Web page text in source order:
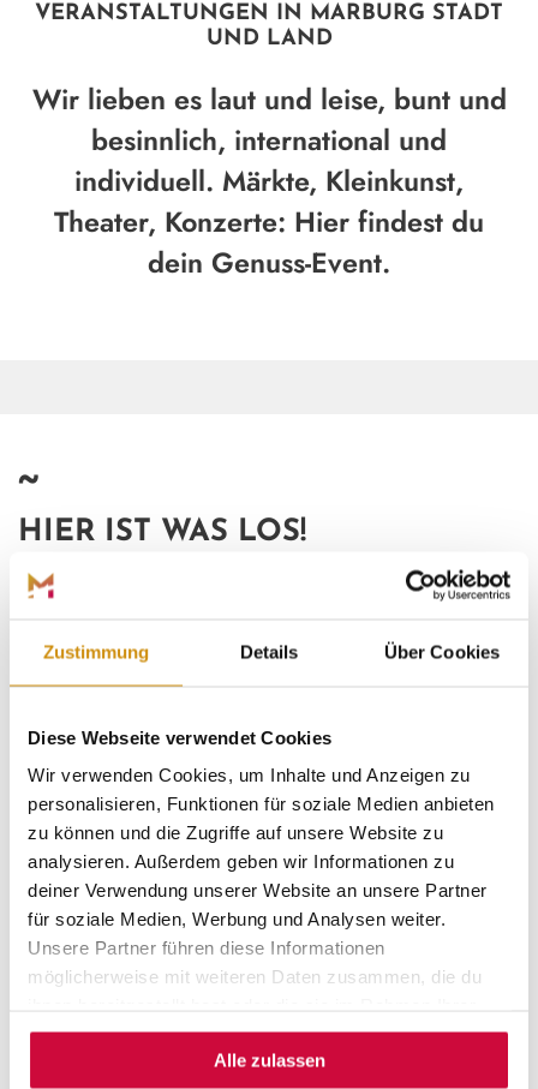
Zustimmung Details Über Cookies
Diese Webseite verwendet Cookies
Wir verwenden Cookies, um Inhalte und Anzeigen zu
personalisieren, Funktionen für soziale Medien anbieten
zu können und die Zugriffe auf unsere Website zu
analysieren. Außerdem geben wir Informationen zu
deiner Verwendung unserer Website an unsere Partner
für soziale Medien, Werbung und Analysen weiter.
Unsere Partner führen diese Informationen
möglicherweise mit weiteren Daten zusammen, die du
Nutzung der Dienste gesammelt haben.
Alle zulassen
VERANSTALTUNGEN IN MARBURG STADT
UND LAND
Wir lieben es laut und leise, bunt und
besinnlich, international und
individuell. Märkte, Kleinkunst,
Theater, Konzerte: Hier findest du
dein Genuss-Event.
~
HIER IST WAS LOS!
Marburg und die Region bieten dir das ganze Jahr über
bis hin zu Märkten und Festivals. Ein besonderes
Highlight ist das
Hessische Landestheater Marburg, das
mit seinen abwechslungsreichen Aufführungen immer
Gewinner des Theaterpreises des Bundes zeigt das
Theater, warum es zu den besten in Deutschland gehört.
Ob Open-Air-Konzerte, Theaterabende oder gemütliche
Märkte – hier ist immer etwas los, was dich begeistert!
Hier finden Sie eine tabellarische Übersicht aller
kommenden Veranstaltungen in Marburg Stadt und Land
Veranstaltungsübersicht (.xlsx) herunterladen